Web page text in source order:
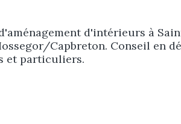
d'intérieurs à
Capbreton. Conseil en
et particuliers.